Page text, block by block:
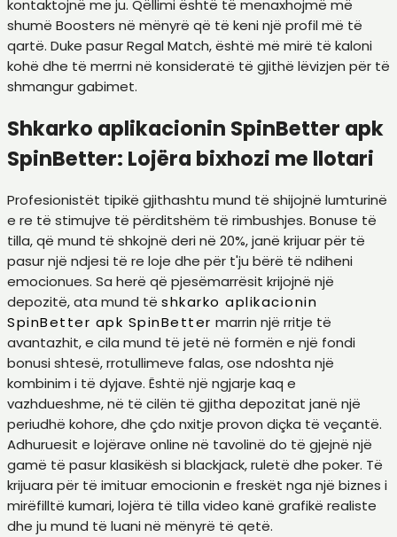
kontaktojnë me ju. Qëllimi është të menaxhojmë më
shumë Boosters në mënyrë që të keni një profil më të
qartë. Duke pasur Regal Match, është më mirë të kaloni
kohë dhe të merrni në konsideratë të gjithë lëvizjen për të
shmangur gabimet.
Shkarko aplikacionin SpinBetter apk
SpinBetter: Lojëra bixhozi me llotari
Profesionistët tipikë gjithashtu mund të shijojnë lumturinë
e re të stimujve të përditshëm të rimbushjes. Bonuse të
tilla, që mund të shkojnë deri në 20%, janë krijuar për të
pasur një ndjesi të re loje dhe për t'ju bërë të ndiheni
emocionues. Sa herë që pjesëmarrësit krijojnë një
depozitë, ata mund të shkarko aplikacionin
SpinBetter apk SpinBetter marrin një rritje të
avantazhit, e cila mund të jetë në formën e një fondi
bonusi shtesë, rrotullimeve falas, ose ndoshta një
kombinim i të dyjave. Është një ngjarje kaq e
vazhdueshme, në të cilën të gjitha depozitat janë një
periudhë kohore, dhe çdo nxitje provon diçka të veçantë.
Adhuruesit e lojërave online në tavolinë do të gjejnë një
gamë të pasur klasikësh si blackjack, ruletë dhe poker. Të
krijuara për të imituar emocionin e freskët nga një biznes i
mirëfilltë kumari, lojëra të tilla video kanë grafikë realiste
dhe ju mund të luani në mënyrë të qetë.